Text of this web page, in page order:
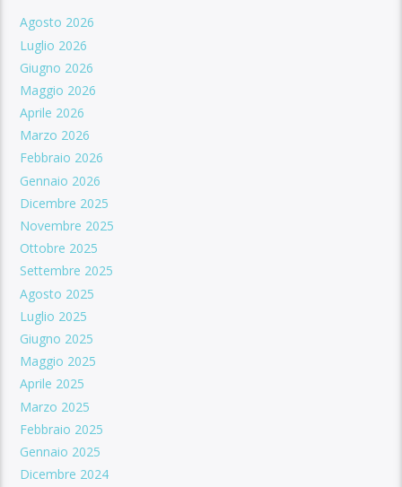
Agosto 2026
Luglio 2026
Giugno 2026
Maggio 2026
Aprile 2026
Marzo 2026
Febbraio 2026
Gennaio 2026
Dicembre 2025
Novembre 2025
Ottobre 2025
Settembre 2025
Agosto 2025
Luglio 2025
Giugno 2025
Maggio 2025
Aprile 2025
Marzo 2025
Febbraio 2025
Gennaio 2025
Dicembre 2024